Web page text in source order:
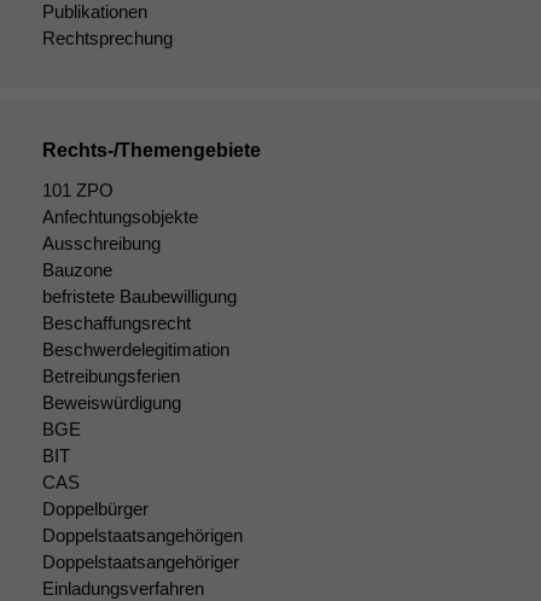
Publikationen
Rechtsprechung
Rechts-/Themengebiete
101 ZPO
Anfechtungsobjekte
Ausschreibung
Bauzone
befristete Baubewilligung
Beschaffungsrecht
Beschwerdelegitimation
Betreibungsferien
Beweiswürdigung
BGE
BIT
CAS
Doppelbürger
Doppelstaatsangehörigen
Doppelstaatsangehöriger
Einladungsverfahren